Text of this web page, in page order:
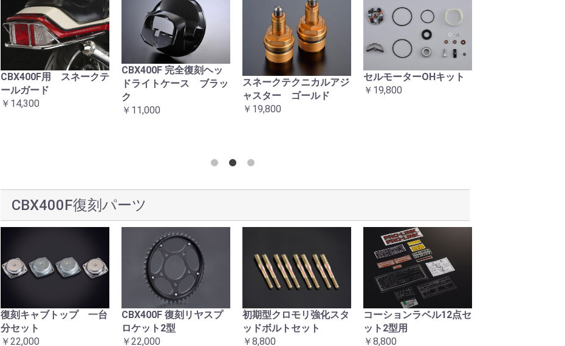
お買い物を続ける カートへ進む
CBX400F用 スネークテ
ールガード
￥14,300
CBX400F 完全復刻ヘッ
ドライトケース ブラッ
ク
￥11,000
スネークテクニカルアジ
ャスター ゴールド
￥19,800
セルモーターOHキット
￥19,800
CBX400F復刻パーツ
復刻キャブトップ 一台
分セット
￥22,000
CBX400F 復刻リヤスプ
ロケット2型
￥22,000
初期型クロモリ強化スタ
ッドボルトセット
￥8,800
コーションラベル12点セ
ット2型用
￥8,800